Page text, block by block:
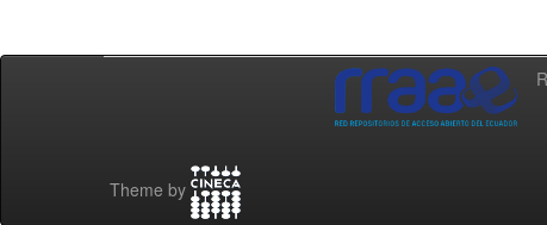
Theme by